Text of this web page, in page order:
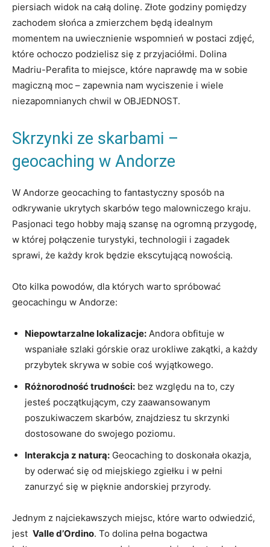
piersiach ⁤widok na całą dolinę. Złote godziny⁣ pomiędzy
zachodem słońca a zmierzchem będą‍ idealnym
momentem na uwiecznienie wspomnień w postaci zdjęć,
które ochoczo podzielisz się z przyjaciółmi. Dolina
Madriu-Perafita to⁣ miejsce, które naprawdę ma w sobie
⁣magiczną moc – zapewnia nam wyciszenie i wiele
niezapomnianych chwil w OBJEDNOST.
Skrzynki ze skarbami​ –
geocaching w Andorze
W Andorze geocaching to fantastyczny sposób na
odkrywanie ukrytych skarbów tego malowniczego kraju.
Pasjonaci tego hobby mają szansę na ogromną przygodę,
w której połączenie turystyki, technologii i zagadek
sprawi, że każdy krok będzie ‌ekscytującą nowością.
Oto kilka powodów, dla których warto ‍spróbować‌
geocachingu⁣ w Andorze:
Niepowtarzalne lokalizacje: Andora obfituje‍ w
wspaniałe szlaki górskie oraz urokliwe zakątki, a każdy
przybytek skrywa w sobie coś wyjątkowego.
Różnorodność trudności: bez względu na to, czy
jesteś początkującym, czy zaawansowanym⁢
poszukiwaczem skarbów, znajdziesz tu skrzynki
⁣dostosowane do swojego poziomu.
Interakcja z naturą: Geocaching ‌to doskonała okazja,
by ⁣oderwać się od miejskiego zgiełku i w pełni
zanurzyć‍ się w pięknie andorskiej przyrody.
Jednym z najciekawszych miejsc, które warto odwiedzić,
jest ​ Valle d’Ordino. To dolina pełna bogactwa